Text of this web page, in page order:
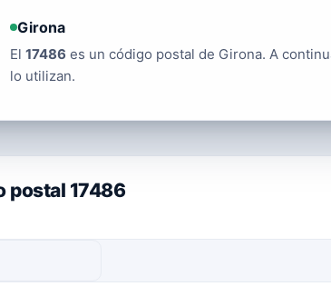
Girona
El 17486 es un código postal de Girona. A
lo utilizan.
postal 17486